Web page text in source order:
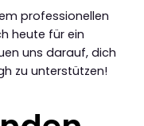
professionellen
heute für ein
uns darauf, dich
zu unterstützen!